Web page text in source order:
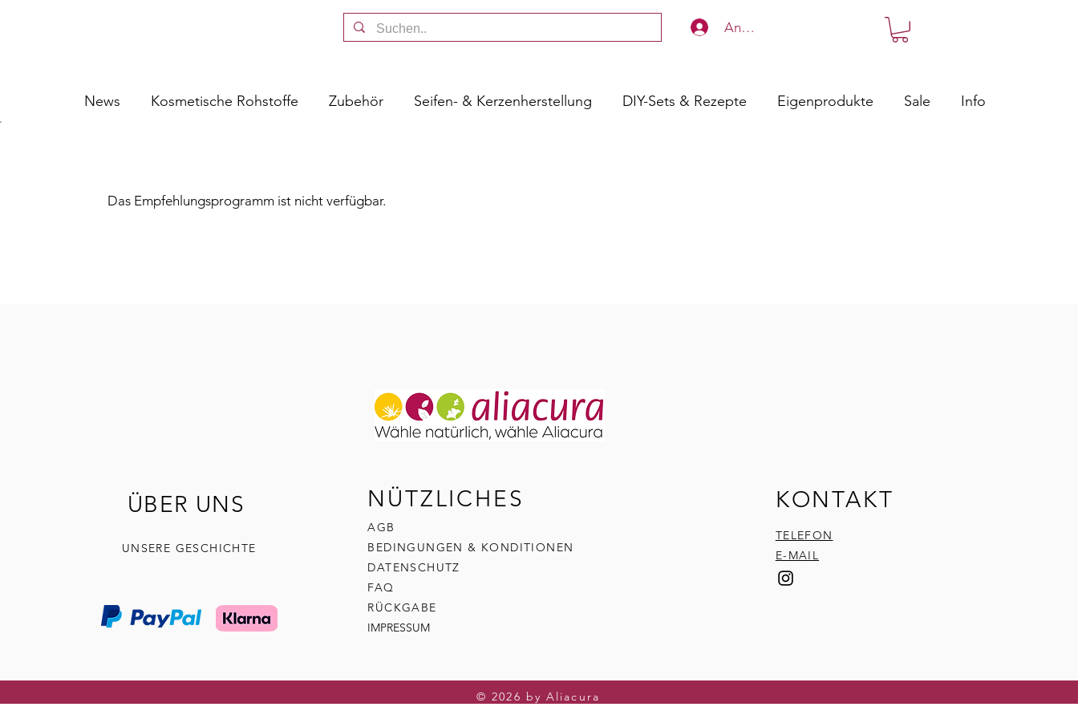
Anmelden
News Kosmetische Rohstoffe Zubehör Seifen- & Kerzenherstellung DIY-Sets & Rezepte Eigenprodukte Sale Info
Das Empfehlungsprogramm ist nicht verfügbar.
ÜBER UNS
UNSERE GESCHICHTE
NÜTZLICHES
AGB
BEDINGUNGEN & KONDITIONEN
DATENSCHUTZ
FAQ
RÜCKGABE
IMPRESSUM
KONTAKT
TELEFON
E-MAIL
© 2026 by Aliacura